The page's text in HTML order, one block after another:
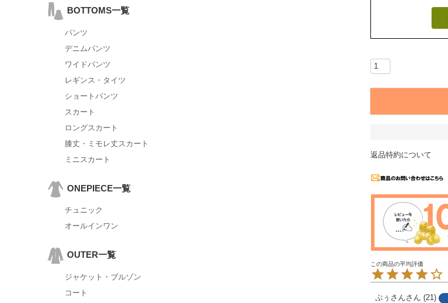
BOTTOMS一覧
パンツ
デニムパンツ
ワイドパンツ
レギンス・タイツ
ショートパンツ
スカート
ロングスカート
膝丈・ミモレ丈スカート
ミニスカート
ONEPIECE一覧
チュニック
オールインワン
OUTER一覧
ジャケット・ブルゾン
コート
返品特約について
ぷぅさん 21